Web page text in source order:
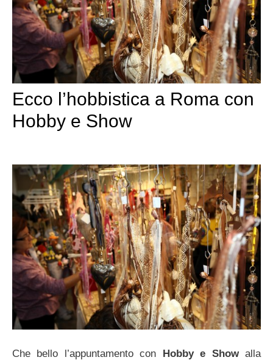
Ecco l’hobbistica a Roma con
Hobby e Show
Che bello l’appuntamento con Hobby e Showalla